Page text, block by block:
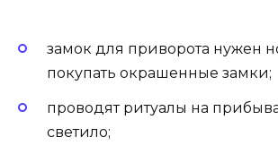
замок для приворота нужен
покупать окрашенные замки;
проводят ритуалы на
светило;